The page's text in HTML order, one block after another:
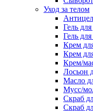
Уход за телом
Гель
Гель
Крем
Крем
Крем/
Лосьон
Масло
Мусс/
Скраб
Скраб